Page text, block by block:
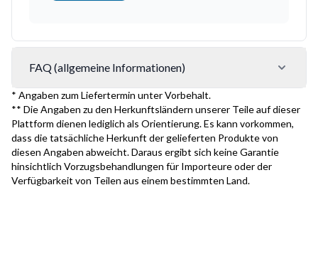
FAQ (allgemeine Informationen)
* Angaben zum Liefertermin unter Vorbehalt.
** Die Angaben zu den Herkunftsländern unserer Teile auf dieser
Plattform dienen lediglich als Orientierung. Es kann vorkommen,
dass die tatsächliche Herkunft der gelieferten Produkte von
diesen Angaben abweicht. Daraus ergibt sich keine Garantie
hinsichtlich Vorzugsbehandlungen für Importeure oder der
Verfügbarkeit von Teilen aus einem bestimmten Land.